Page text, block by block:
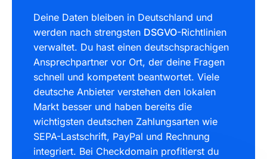
Deine Daten bleiben in Deutschland und
werden nach strengsten DSGVO-Richtlinien
verwaltet. Du hast einen deutschsprachigen
Ansprechpartner vor Ort, der deine Fragen
schnell und kompetent beantwortet. Viele
deutsche Anbieter verstehen den lokalen
Markt besser und haben bereits die
wichtigsten deutschen Zahlungsarten wie
SEPA-Lastschrift, PayPal und Rechnung
integriert. Bei Checkdomain profitierst du